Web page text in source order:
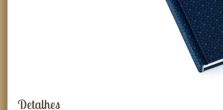
Detalhes